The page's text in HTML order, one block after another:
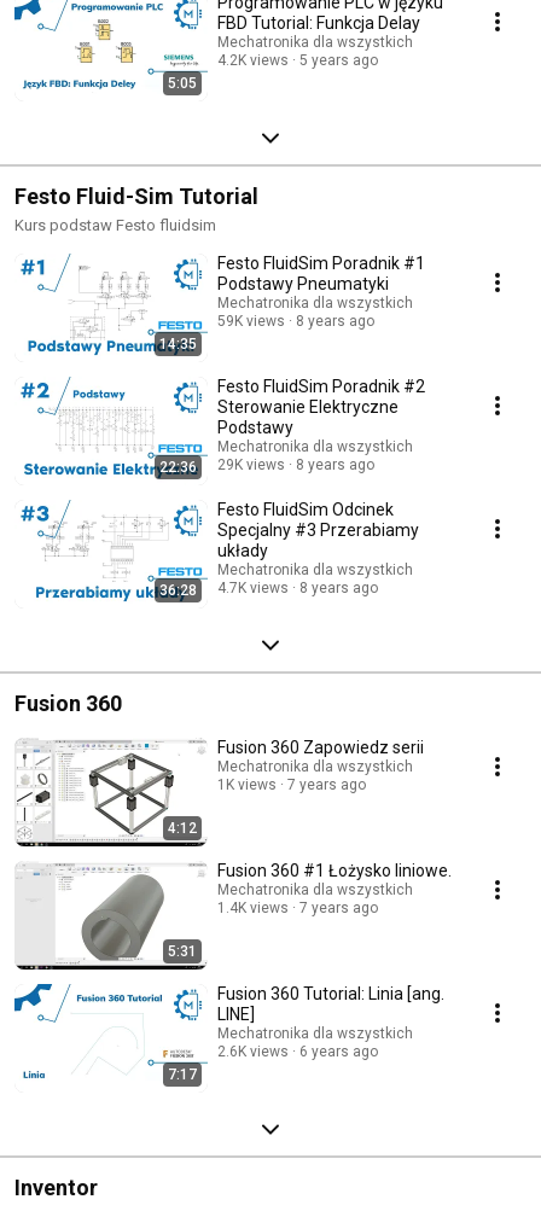
5:05
FBD Tutorial: Funkcja Delay
Mechatronika dla wszystkich
4.2K views
5 years ago
Festo Fluid-Sim Tutorial
Kurs podstaw Festo fluidsim
14:35
Festo FluidSim Poradnik #1
Podstawy Pneumatyki
Mechatronika dla wszystkich
59K views
8 years ago
22:36
Festo FluidSim Poradnik #2
Sterowanie Elektryczne
Podstawy
Mechatronika dla wszystkich
29K views
8 years ago
36:28
Festo FluidSim Odcinek
Specjalny #3 Przerabiamy
układy
Mechatronika dla wszystkich
4.7K views
8 years ago
Fusion 360
4:12
Fusion 360 Zapowiedz serii
Mechatronika dla wszystkich
1K views
7 years ago
5:31
Fusion 360 #1 Łożysko liniowe.
Mechatronika dla wszystkich
1.4K views
7 years ago
7:17
Fusion 360 Tutorial: Linia [ang.
LINE]
Mechatronika dla wszystkich
2.6K views
6 years ago
Inventor